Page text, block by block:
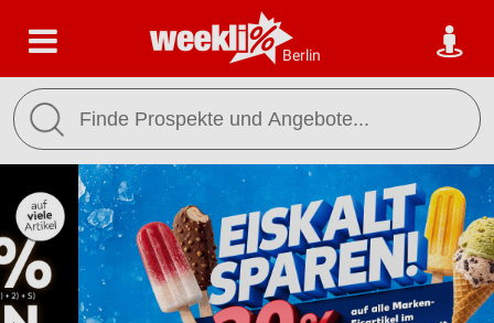
Berlin